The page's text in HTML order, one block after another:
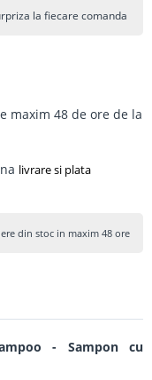
la fiecare comanda
maxim 48 de ore de la
livrare si plata
din stoc in maxim 48 ore
- Sampon cu